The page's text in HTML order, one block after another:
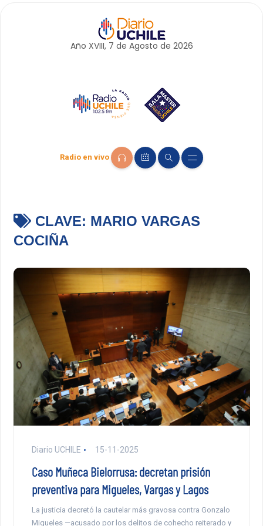
Año XVIII, 7 de Agosto de 2026
Radio en vivo
CLAVE: MARIO VARGAS
COCIÑA
Diario UCHILE 15-11-2025
Caso Muñeca Bielorrusa: decretan prisión
preventiva para Migueles, Vargas y Lagos
La justicia decretó la cautelar más gravosa contra Gonzalo
Migueles —acusado por los delitos de cohecho reiterado y